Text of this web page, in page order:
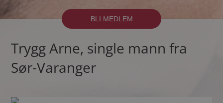
BLI MEDLEM
Trygg Arne, single mann fra
Sør-Varanger